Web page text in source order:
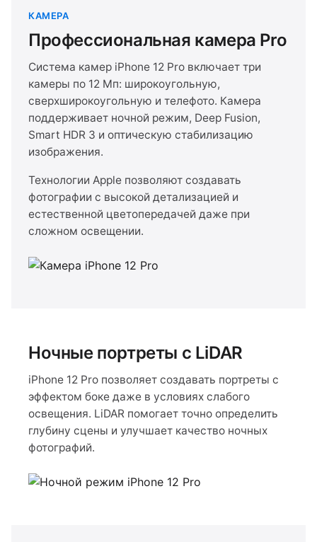
КАМЕРА
Профессиональная камера Pro
Система камер iPhone 12 Pro включает три
камеры по 12 Мп: широкоугольную,
сверхширокоугольную и телефото. Камера
поддерживает ночной режим, Deep Fusion,
Smart HDR 3 и оптическую стабилизацию
изображения.
Технологии Apple позволяют создавать
фотографии с высокой детализацией и
естественной цветопередачей даже при
сложном освещении.
Ночные портреты с LiDAR
iPhone 12 Pro позволяет создавать портреты с
эффектом боке даже в условиях слабого
освещения. LiDAR помогает точно определить
глубину сцены и улучшает качество ночных
фотографий.